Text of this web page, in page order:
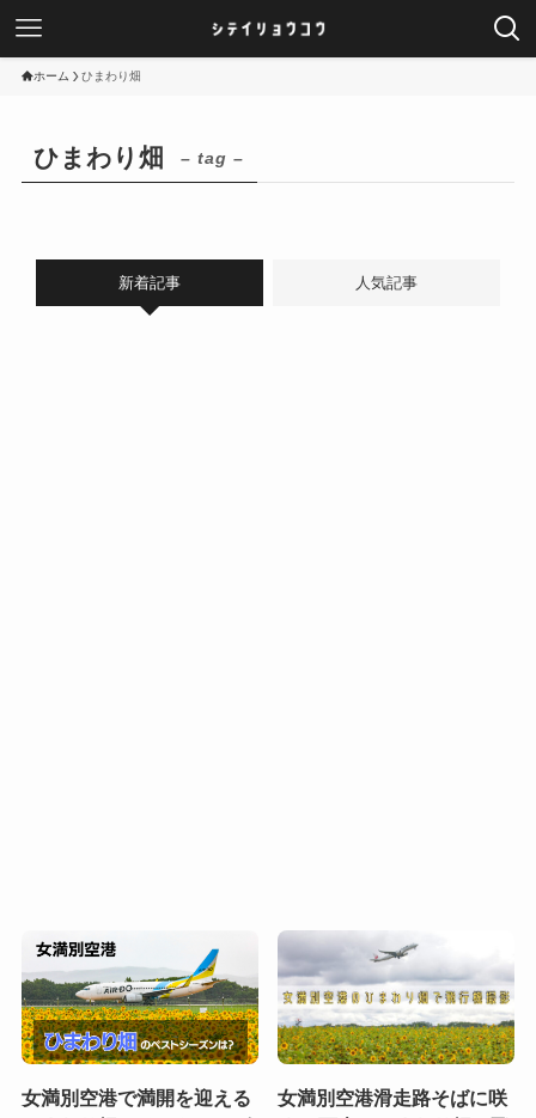
ホーム ひまわり畑
ひまわり畑 – tag –
新着記事 人気記事
女満別空港で満開を迎える
女満別空港滑走路そばに咲